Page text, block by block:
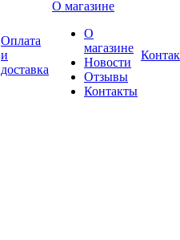
Оплата
и
доставка
О магазине
О
магазине
Новости
Отзывы
Контакты